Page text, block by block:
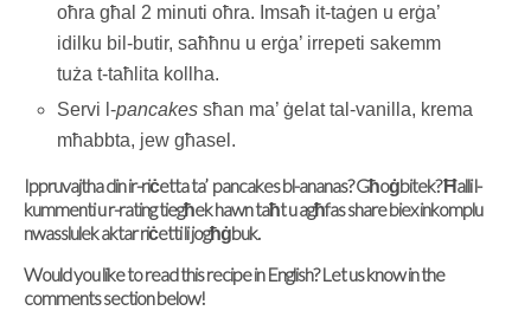
oħra għal 2 minuti oħra. Imsaħ it-taġen u erġa’
idilku bil-butir, saħħnu u erġa’ irrepeti sakemm
tuża t-taħlita kollha.
Servi l-pancakes sħan ma’ ġelat tal-vanilla, krema
mħabbta, jew għasel.
Ippruvajtha din ir-riċetta ta’ pancakes bl-ananas? Għoġbitek? Ħalli l-
kummenti u r-rating tiegħek hawn taħt u agħfas share biex inkomplu
nwasslulek aktar riċetti li jogħġbuk.
Would you like to read this recipe in English? Let us know in the
comments section below!